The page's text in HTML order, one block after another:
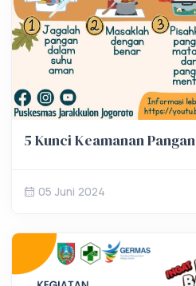
5 Kunci Keamanan Pangan
05 Juni 2024